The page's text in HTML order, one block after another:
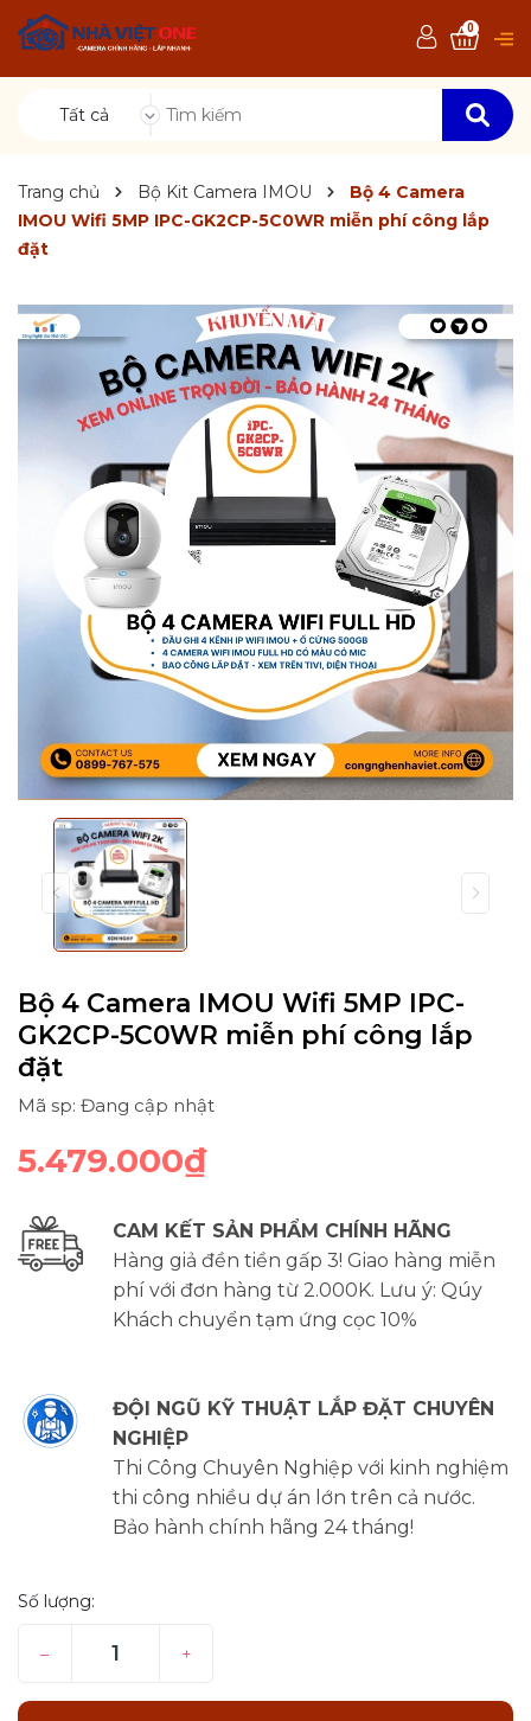
Tất cả
0
Trang chủ Bộ Kit Camera IMOU
Bộ 4 Camera
IMOU Wifi 5MP IPC-GK2CP-5C0WR miễn phí công lắp
đặt
Bộ 4 Camera IMOU Wifi 5MP IPC-
GK2CP-5C0WR miễn phí công lắp
đặt
Mã sp: Đang cập nhật
5.479.000₫
CAM KẾT SẢN PHẨM CHÍNH HÃNG
Hàng giả đền tiền gấp 3! Giao hàng miễn
phí với đơn hàng từ 2.000K. Lưu ý: Qúy
Khách chuyển tạm ứng cọc 10%
ĐỘI NGŨ KỸ THUẬT LẮP ĐẶT CHUYÊN
NGHIỆP
Thi Công Chuyên Nghiệp với kinh nghiệm
thi công nhiều dự án lớn trên cả nước.
Bảo hành chính hãng 24 tháng!
Số lượng:
– +